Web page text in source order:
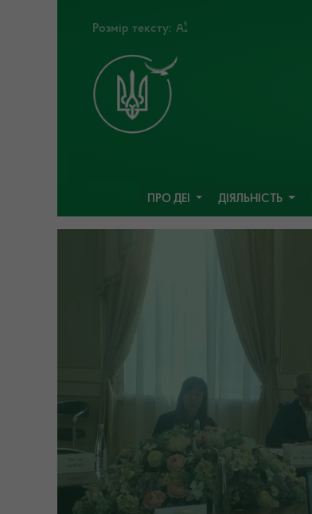
Розмір тексту:
ПРО ДЕІ ДІЯЛЬНІСТЬ